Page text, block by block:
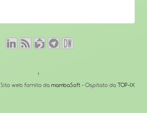
↑
Sito web fornito da mambaSoft - Ospitato da TOP-IX